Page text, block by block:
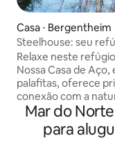
Casa ⋅ Bergentheim
Steelhouse: seu
beira do lago
Relaxe neste
Nossa Casa de Aço,
palafitas, oferece
conexão com a
sauna para um
ponto mais alto
de estar com um
Mar do
para